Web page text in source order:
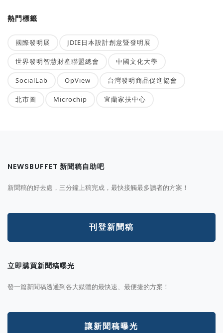
熱門標籤
國際發明展 JDIE日本設計創意暨發明展
世界發明智慧財產聯盟總會 中國文化大學
SocialLab OpView 台灣發明商品促進協會
北市圖 Microchip 宜蘭家扶中心
NEWSBUFFET 新聞稿自助吧
新聞稿的好去處，三分鐘上稿完成，最快接觸最多讀者的方案！
刊登新聞稿
立即購買新聞稿曝光
發一篇新聞稿透通到各大媒體的最快速、最便捷的方案！
讓新聞稿曝光